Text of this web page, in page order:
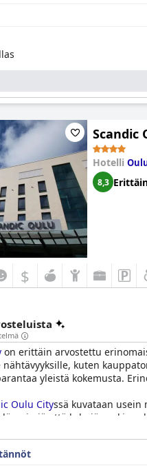
Scandic
Hotelli
8,3
$
on erittäin arvostettu
nähtävyyksille, kuten
yleistä kokemusta.
Oulu Cityssä kuvataan usein
lämpimiä että kylmiä ruokia
aterian laatua,
huoneiden tilavuutta ja